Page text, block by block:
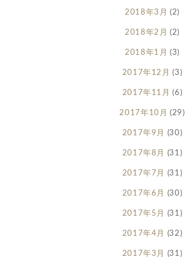
2018年3月 (2)
2018年2月 (2)
2018年1月 (3)
2017年12月 (3)
2017年11月 (6)
2017年10月 (29)
2017年9月 (30)
2017年8月 (31)
2017年7月 (31)
2017年6月 (30)
2017年5月 (31)
2017年4月 (32)
2017年3月 (31)